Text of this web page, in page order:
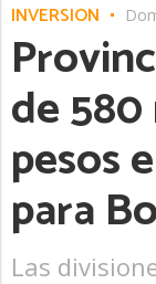
INVERSIÓN
de
pesos
para
Las